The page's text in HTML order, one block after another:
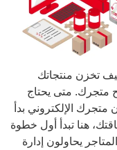
تخزن منتجاتك
متجرك. متى يحتاج
متجرك الإلكتروني بدأ
هنا تبدأ أول خطوة
يحاولون إدارة